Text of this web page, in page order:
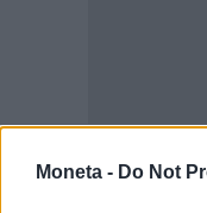
Moneta - Do Not